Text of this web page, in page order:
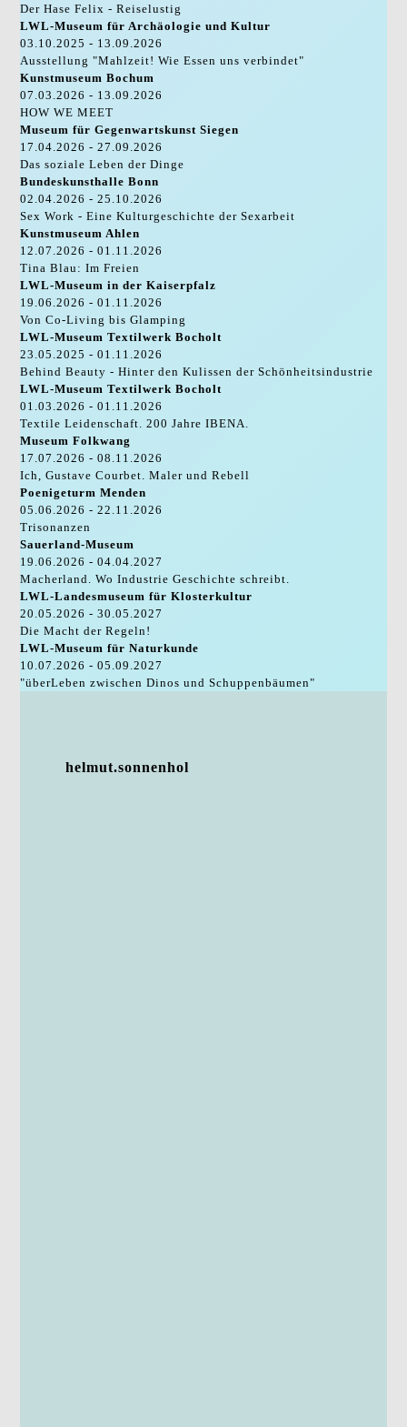
Der Hase Felix - Reiselustig
LWL-Museum für Archäologie und Kultur
03.10.2025 - 13.09.2026
Ausstellung "Mahlzeit! Wie Essen uns verbindet"
Kunstmuseum Bochum
07.03.2026 - 13.09.2026
HOW WE MEET
Museum für Gegenwartskunst Siegen
17.04.2026 - 27.09.2026
Das soziale Leben der Dinge
Bundeskunsthalle Bonn
02.04.2026 - 25.10.2026
Sex Work - Eine Kulturgeschichte der Sexarbeit
Kunstmuseum Ahlen
12.07.2026 - 01.11.2026
Tina Blau: Im Freien
LWL-Museum in der Kaiserpfalz
19.06.2026 - 01.11.2026
Von Co-Living bis Glamping
LWL-Museum Textilwerk Bocholt
23.05.2025 - 01.11.2026
Behind Beauty - Hinter den Kulissen der Schönheitsindustrie
LWL-Museum Textilwerk Bocholt
01.03.2026 - 01.11.2026
Textile Leidenschaft. 200 Jahre IBENA.
Museum Folkwang
17.07.2026 - 08.11.2026
Ich, Gustave Courbet. Maler und Rebell
Poenigeturm Menden
05.06.2026 - 22.11.2026
Trisonanzen
Sauerland-Museum
19.06.2026 - 04.04.2027
Macherland. Wo Industrie Geschichte schreibt.
LWL-Landesmuseum für Klosterkultur
20.05.2026 - 30.05.2027
Die Macht der Regeln!
LWL-Museum für Naturkunde
10.07.2026 - 05.09.2027
"überLeben zwischen Dinos und Schuppenbäumen"
helmut.sonnenhol